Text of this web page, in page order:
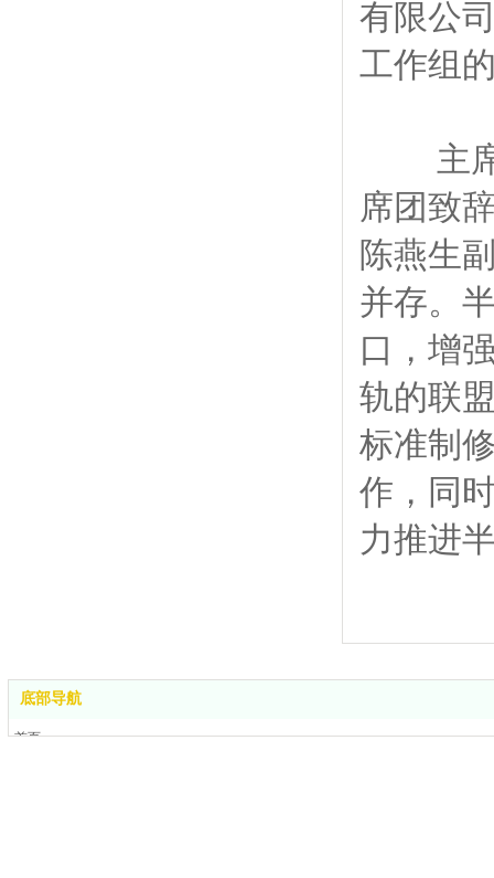
有限公
工作组
主席
席团致
陈燕生
并存。
口，增
轨的联
标准制
作，同
力推进
底部导航
首页